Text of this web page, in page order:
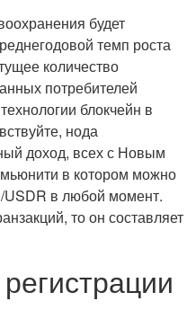
будет
темп роста
количество
потребителей
блокчейн в
нода
доход, всех с Новым
в котором можно
USDR в любой момент.
то он составляет